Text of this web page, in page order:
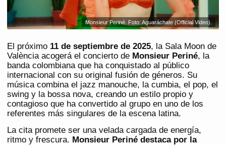
Monsieur Periné. Foto: Aguaráchate (Official Video).
El próximo 11 de septiembre de 2025, la Sala Moon de
València acogerá el concierto de Monsieur Periné, la
banda colombiana que ha conquistado al público
internacional con su original fusión de géneros. Su
música combina el jazz manouche, la cumbia, el pop, el
swing y la bossa nova, creando un estilo propio y
contagioso que ha convertido al grupo en uno de los
referentes más singulares de la escena latina.
La cita promete ser una velada cargada de energía,
ritmo y frescura. Monsieur Periné destaca por la